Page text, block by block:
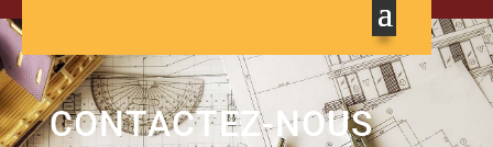
CONTACTEZ-NOUS